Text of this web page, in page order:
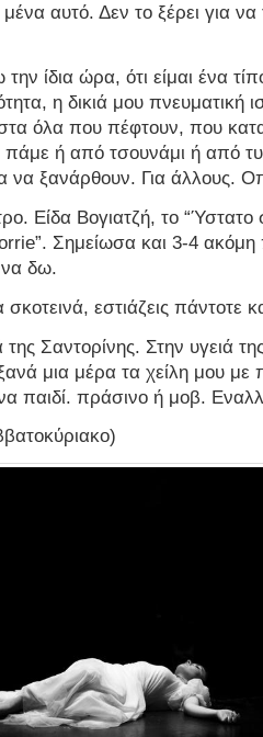
μένα αυτό. Δεν το ξέρει
την ίδια ώρα, ότι είμαι ένα
η δικιά μου πνευματική
όλα που πέφτουν, που
πάμε ή από τσουνάμι ή από
να ξανάρθουν. Για άλλους.
Είδα Βογιατζή, το “Ύστατο
Σημείωσα και 3-4
δω.
σκοτεινά, εστιάζεις πάντοτε
της Σαντορίνης. Στην υγειά
μια μέρα τα χείλη μου με
παιδί. πράσινο ή μοβ.